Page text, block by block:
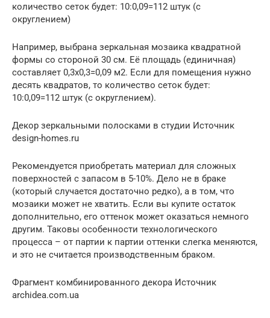
количество сеток будет: 10:0,09=112 штук (с
округлением)
Например, выбрана зеркальная мозаика квадратной
формы со стороной 30 см. Её площадь (единичная)
составляет 0,3х0,3=0,09 м2. Если для помещения нужно
десять квадратов, то количество сеток будет:
10:0,09=112 штук (с округлением).
Декор зеркальными полосками в студии Источник
design-homes.ru
Рекомендуется приобретать материал для сложных
поверхностей с запасом в 5-10%. Дело не в браке
(который случается достаточно редко), а в том, что
мозаики может не хватить. Если вы купите остаток
дополнительно, его оттенок может оказаться немного
другим. Таковы особенности технологического
процесса – от партии к партии оттенки слегка меняются,
и это не считается производственным браком.
Фрагмент комбинированного декора Источник
archidea.com.ua